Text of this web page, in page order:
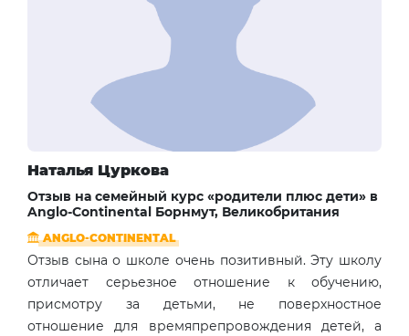
Наталья Цуркова
Отзыв на cемейный курс «родители плюс дети» в
Anglo-Continental Борнмут, Великобритания
ANGLO-CONTINENTAL
Отзыв сына о школе очень позитивный. Эту школу
отличает серьезное отношение к обучению,
присмотру за детьми, не поверхностное
отношение для времяпрепровождения детей, а